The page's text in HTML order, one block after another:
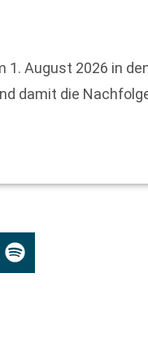
August 2026 in
damit die